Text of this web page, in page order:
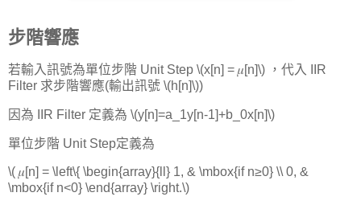
步階響應
若輸入訊號為單位步階 Unit Step \(x[n] = 𝜇[n]\) ，代入 IIR
Filter 求步階響應(輸出訊號 \(h[n]\))
因為 IIR Filter 定義為 \(y[n]=a_1y[n-1]+b_0x[n]\)
單位步階 Unit Step定義為
\( 𝜇[n] = \left\{ \begin{array}{ll} 1, & \mbox{if n≥0} \\ 0, &
\mbox{if n<0} \end{array} \right.\)